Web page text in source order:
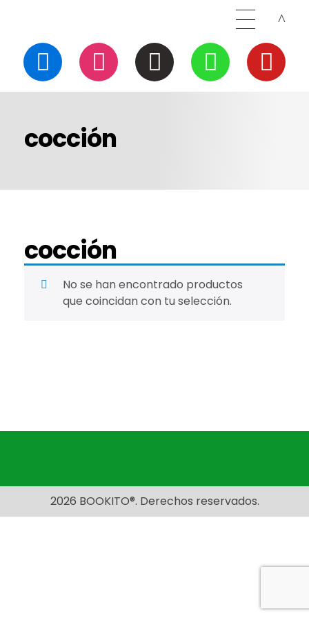
cocción
cocción
No se han encontrado productos
que coincidan con tu selección.
2026 BOOKITO®. Derechos reservados.